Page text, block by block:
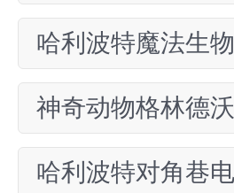
哈利波特魔法生
神奇动物格林德
哈利波特对角巷